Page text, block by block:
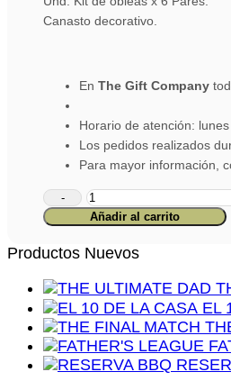
Canasto decorativo.
En The Gift Company
Horario de atención:
Los pedidos realizados
Para mayor información,
Ancheta
Majestic
cantidad
Añadir al carrito
Productos Nuevos
EL